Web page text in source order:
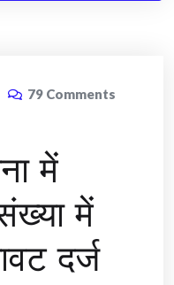
79 Comments
में
में
दर्ज